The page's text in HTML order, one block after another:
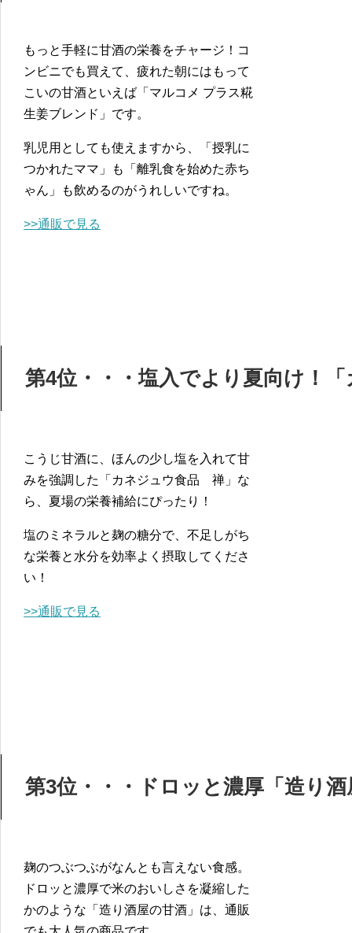
もっと手軽に甘酒の栄養をチャージ！コ
ンビニでも買えて、疲れた朝にはもって
こいの甘酒といえば「マルコメ プラス糀
生姜ブレンド」です。
乳児用としても使えますから、「授乳に
つかれたママ」も「離乳食を始めた赤ち
ゃん」も飲めるのがうれしいですね。
>>通販で見る
第4位・・・塩入でより夏向け！
こうじ甘酒に、ほんの少し塩を入れて甘
みを強調した「カネジュウ食品 禅」な
ら、夏場の栄養補給にぴったり！
塩のミネラルと麹の糖分で、不足しがち
な栄養と水分を効率よく摂取してくださ
い！
>>通販で見る
第3位・・・ドロッと濃厚「造り
麹のつぶつぶがなんとも言えない食感。
ドロッと濃厚で米のおいしさを凝縮した
かのような「造り酒屋の甘酒」は、通販